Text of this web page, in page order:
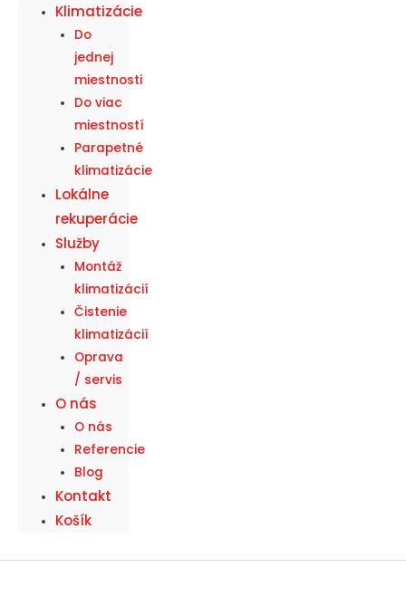
Klimatizácie
Do
jednej
miestnosti
Do viac
miestností
Parapetné
klimatizácie
Lokálne
rekuperácie
Služby
Montáž
klimatizácií
Čistenie
klimatizácií
Oprava
/ servis
O nás
O nás
Referencie
Blog
Kontakt
Košík